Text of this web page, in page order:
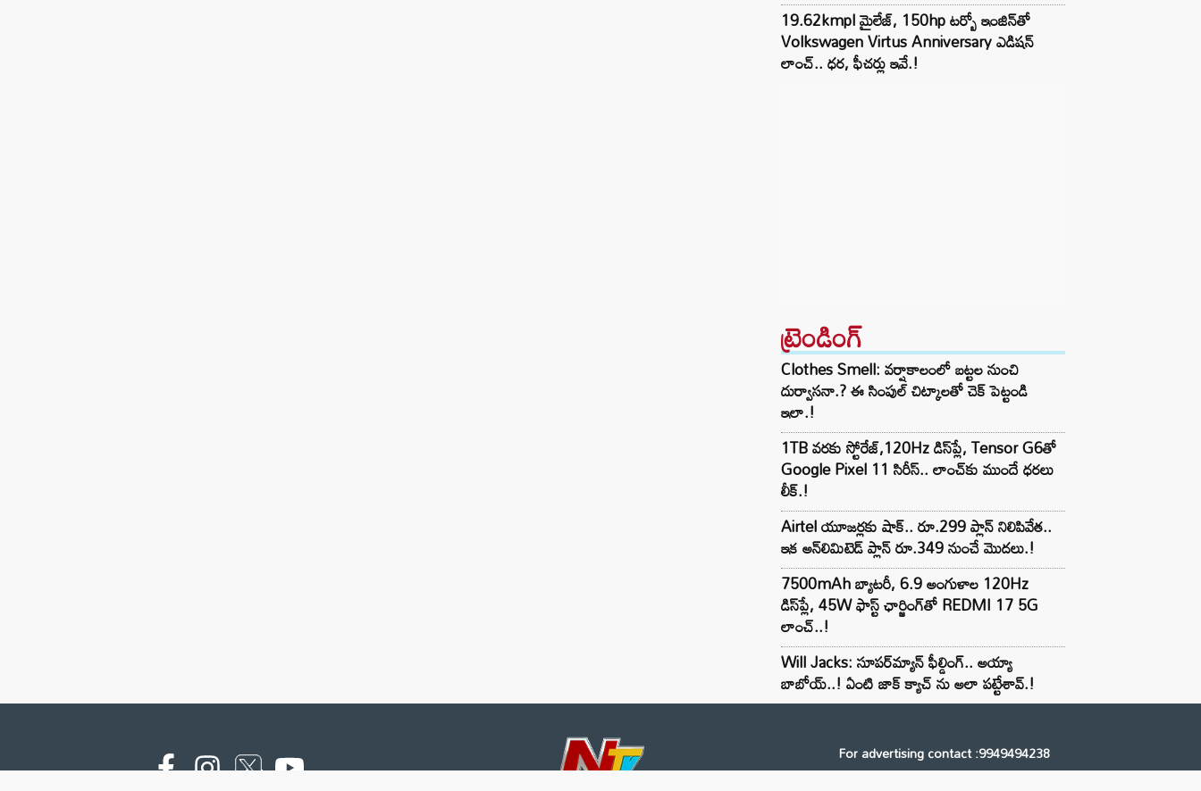
19.62kmpl మైలేజ్, 150hp టర్బో ఇంజిన్‌తో
Volkswagen Virtus Anniversary ఎడిషన్
లాంచ్.. ధర, ఫీచర్లు ఇవే.!
ట్రెండింగ్‌
Clothes Smell: వర్షాకాలంలో బట్టల నుంచి
దుర్వాసనా.? ఈ సింపుల్ చిట్కాలతో చెక్ పెట్టండి
ఇలా.!
1TB వరకు స్టోరేజ్,120Hz డిస్‌ప్లే, Tensor G6తో
Google Pixel 11 సిరీస్.. లాంచ్⁭కు ముందే ధరలు
లీక్.!
Airtel యూజర్లకు షాక్.. రూ.299 ప్లాన్ నిలిపివేత..
ఇక అన్‌లిమిటెడ్ ప్లాన్ రూ.349 నుంచే మొదలు.!
7500mAh బ్యాటరీ, 6.9 అంగుళాల 120Hz
డిస్‌ప్లే, 45W ఫాస్ట్ ఛార్జింగ్‌తో REDMI 17 5G
లాంచ్..!
Will Jacks: సూపర్‌మ్యాన్ ఫీల్డింగ్.. అయ్యా
బాబోయ్..! ఏంటి జాక్ క్యాచ్ ను అలా పట్టేశావ్.!
For advertising contact :9949494238
Email: digital@ntvnetwork.com